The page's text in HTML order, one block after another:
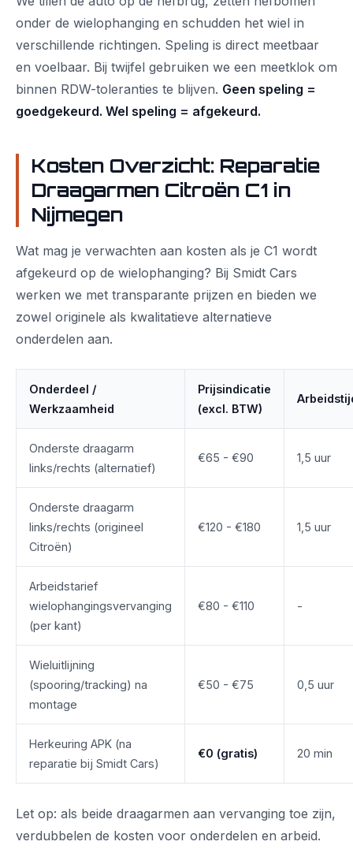
onder de wielophanging en schudden het wiel in
verschillende richtingen. Speling is direct meetbaar
en voelbaar. Bij twijfel gebruiken we een meetklok om
binnen RDW-toleranties te blijven. Geen speling =
goedgekeurd. Wel speling = afgekeurd.
Kosten Overzicht: Reparatie
Draagarmen Citroën C1 in
Nijmegen
Wat mag je verwachten aan kosten als je C1 wordt
afgekeurd op de wielophanging? Bij Smidt Cars
werken we met transparante prijzen en bieden we
zowel originele als kwalitatieve alternatieve
onderdelen aan.
Onderdeel /
Werkzaamheid
Prijsindicatie
(excl. BTW)
Onderste draagarm
links/rechts (alternatief)
€65 - €90 1,5 uur
Onderste draagarm
links/rechts (origineel
Citroën)
€120 - €180 1,5 uur
Arbeidstarief
wielophangingsvervanging
(per kant)
€80 - €110 -
Wieluitlijning
(spooring/tracking) na
montage
€50 - €75 0,5 uur
Herkeuring APK (na
reparatie bij Smidt Cars)
€0 (gratis) 20 min
Let op: als beide draagarmen aan vervanging toe zijn,
verdubbelen de kosten voor onderdelen en arbeid.